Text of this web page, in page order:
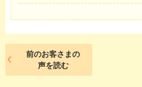
前のお客さまの
声を読む